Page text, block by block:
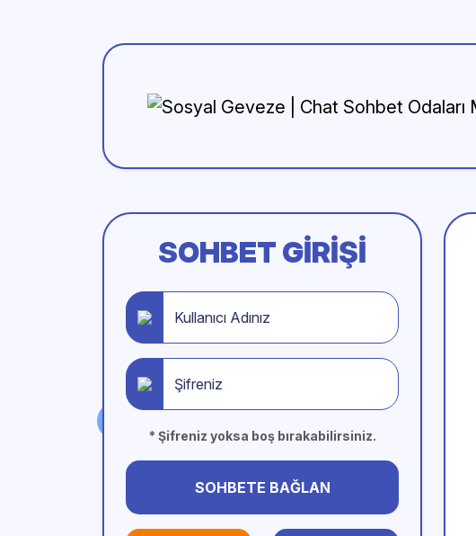
SOHBET GIRIŞI
Kullanıcı Adınız
Şifreniz
* Şifreniz yoksa boş bırakabilirsiniz.
SOHBETE BAĞLAN